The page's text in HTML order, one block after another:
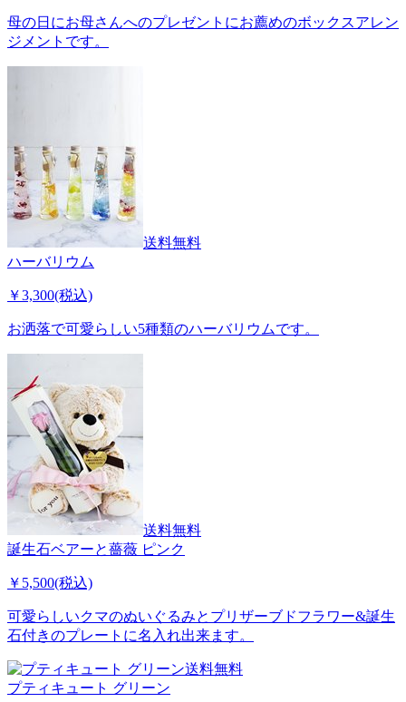
母の日にお母さんへのプレゼントにお薦めのボックスアレン
ジメントです。
送料無料
ハーバリウム
￥3,300(税込)
お洒落で可愛らしい5種類のハーバリウムです。
送料無料
誕生石ベアーと薔薇 ピンク
￥5,500(税込)
可愛らしいクマのぬいぐるみとプリザーブドフラワー&誕生
石付きのプレートに名入れ出来ます。
送料無料
プティキュート グリーン